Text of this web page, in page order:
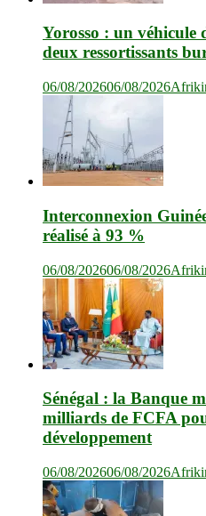
Yorosso : un véhicule
deux ressortissants
06/08/202606/08/2026
Interconnexion
réalisé à 93 %
06/08/202606/08/2026
Sénégal : la Banque
milliards de FCFA
développement
06/08/202606/08/2026